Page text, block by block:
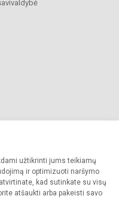
užtikrinti jums teikiamų
ir optimizuoti naršymo
kad sutinkate su visų
atšaukti arba pakeisti savo
Visos teisės saugomos.
griežtai draudžiama.
valdymas